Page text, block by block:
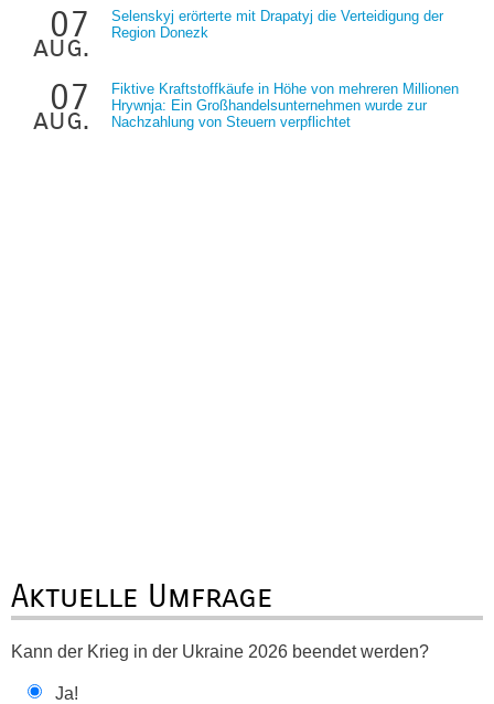
07
aug.
Selenskyj erörterte mit Drapatyj die Verteidigung der
Region Donezk
07
aug.
Fiktive Kraftstoffkäufe in Höhe von mehreren Millionen
Hrywnja: Ein Großhandelsunternehmen wurde zur
Nachzahlung von Steuern verpflichtet
Aktuelle Umfrage
Kann der Krieg in der Ukraine 2026 beendet werden?
Ja!